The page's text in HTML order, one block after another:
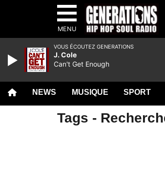
MENU
NEWS MUSIQUE SPORT
Tags -
VOUS ÉCOUTEZ GENERATIONS
J. Cole
Can't Get Enough